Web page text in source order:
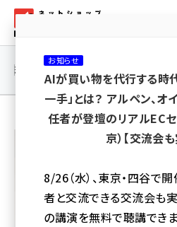
ン
ネットショッ
yahoo (1901)
楽天 (1871)
連載・特集 |
稲留 万希子
お知らせ
AIが買い物を代行する時
一手」とは？ アルペン、オ
任者が登壇のリアルEC
京）【交流会も
8/26（水）、東京・四谷で
者と交流できる交流会も実
の講演を無料で聴講できま